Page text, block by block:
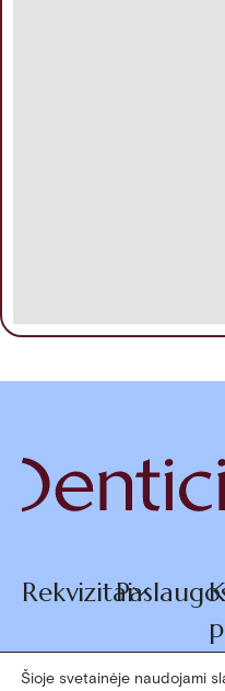
Rekvizitai
Šioje svetainėje naudojami